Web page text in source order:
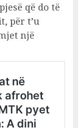
që do të
për t’u
një